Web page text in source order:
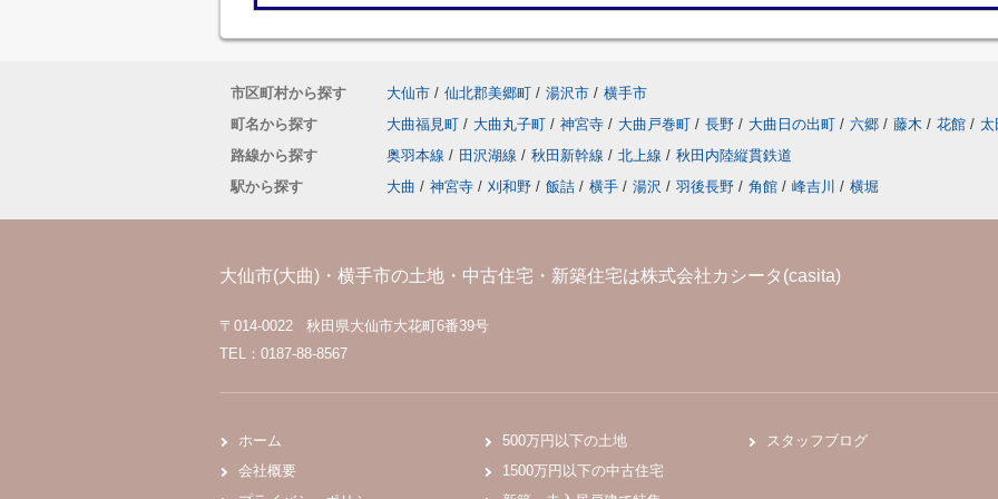
市区町村から探す 大仙市 / 仙北郡美郷町 / 湯沢市 / 横手市
町名から探す
大曲福見町 / 大曲丸子町 / 神宮寺 / 大曲戸巻町 / 長野 / 大曲日の出町 / 六郷 / 藤木 / 花館 / 太
路線から探す
奥羽本線 / 田沢湖線 / 秋田新幹線 / 北上線 / 秋田内陸縦貫鉄道
駅から探す
大曲 / 神宮寺 / 刈和野 / 飯詰 / 横手 / 湯沢 / 羽後長野 / 角館 / 峰吉川 / 横堀
大仙市(大曲)・横手市の土地・中古住宅・新築住宅は株式会社カシータ(casita)
〒014-0022 秋田県大仙市大花町6番39号
TEL：0187-88-8567
ホーム
会社概要
500万円以下の土地
1500万円以下の中古住宅
スタッフブログ